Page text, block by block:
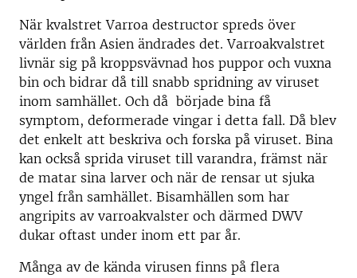
När kvalstret Varroa destructor spreds över
världen från Asien ändrades det. Varroakvalstret
livnär sig på kroppsvävnad hos puppor och vuxna
bin och bidrar då till snabb spridning av viruset
inom samhället. Och då började bina få
symptom, deformerade vingar i detta fall. Då blev
det enkelt att beskriva och forska på viruset. Bina
kan också sprida viruset till varandra, främst när
de matar sina larver och när de rensar ut sjuka
yngel från samhället. Bisamhällen som har
angripits av varroakvalster och därmed DWV
dukar oftast under inom ett par år.
Många av de kända virusen finns på flera